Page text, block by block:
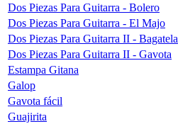
Dos Piezas Para Guitarra - Bolero
Dos Piezas Para Guitarra - El Majo
Dos Piezas Para Guitarra II - Bagatela
Dos Piezas Para Guitarra II - Gavota
Estampa Gitana
Galop
Gavota fácil
Guajirita